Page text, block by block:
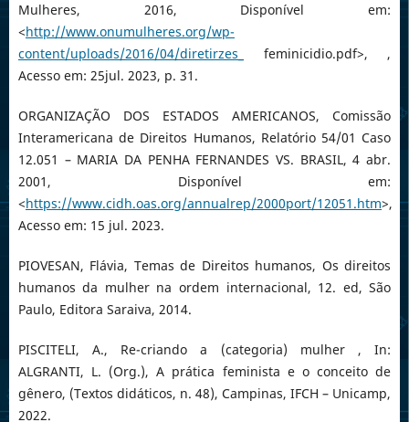
Mulheres, 2016, Disponível em:
<http://www.onumulheres.org/wp-
content/uploads/2016/04/diretirzes_
feminicidio.pdf>, ,
Acesso em: 25jul. 2023, p. 31.
ORGANIZAÇÃO DOS ESTADOS AMERICANOS, Comissão
Interamericana de Direitos Humanos, Relatório 54/01 Caso
12.051 – MARIA DA PENHA FERNANDES VS. BRASIL, 4 abr.
2001, Disponível em:
<https://www.cidh.oas.org/annualrep/2000port/12051.htm>,
Acesso em: 15 jul. 2023.
PIOVESAN, Flávia, Temas de Direitos humanos, Os direitos
humanos da mulher na ordem internacional, 12. ed, São
Paulo, Editora Saraiva, 2014.
PISCITELI, A., Re-criando a (categoria) mulher , In:
ALGRANTI, L. (Org.), A prática feminista e o conceito de
gênero, (Textos didáticos, n. 48), Campinas, IFCH – Unicamp,
2022.